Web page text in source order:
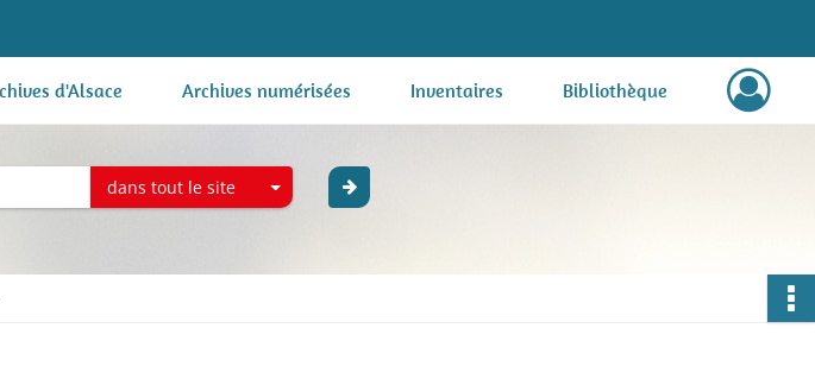
d'Alsace Archives numérisées Inventaires Bibliothèque
dans tout le site